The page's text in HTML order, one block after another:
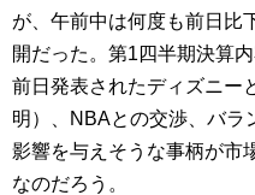
が、午前中は何度も前日比
開だった。第1四半期決算
前日発表されたディズニー
明）、NBAとの交渉、バラ
影響を与えそうな事柄が市
なのだろう。